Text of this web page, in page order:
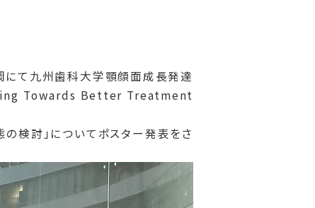
て九州歯科大学顎顔面成長発達
Towards Better Treatment
討」についてポスター発表をさ